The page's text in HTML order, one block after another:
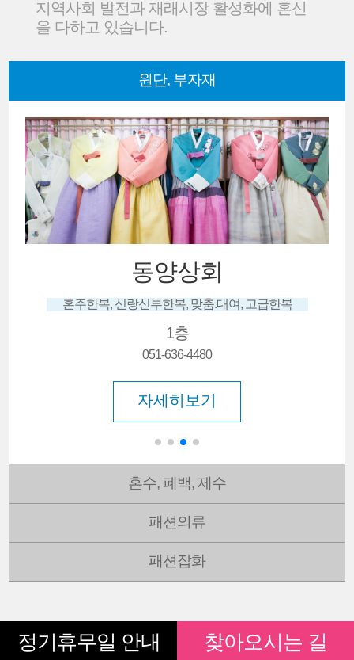
지역사회 발전과 재래시장 활성화에 혼신
을 다하고 있습니다.
원단, 부자재
무지개
맞춤이불, 원단
1층
자세히보기
혼수, 폐백, 제수
패션의류
패션잡화
정기휴무일 안내 찾아오시는 길